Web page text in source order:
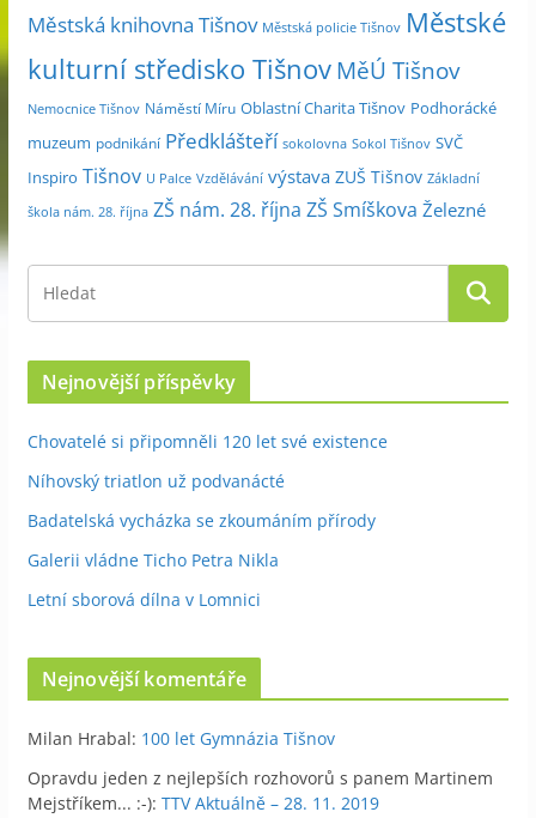
e
Městská knihovna Tišnov Městská policie Tišnov Městské
kulturní středisko Tišnov MěÚ Tišnov
Nemocnice Tišnov Náměstí Míru Oblastní Charita Tišnov Podhorácké
muzeum podnikání Předklášteří sokolovna Sokol Tišnov SVČ
Inspiro Tišnov U Palce Vzdělávání výstava ZUŠ Tišnov Základní
škola nám. 28. října ZŠ nám. 28. října ZŠ Smíškova Železné
Nejnovější příspěvky
Chovatelé si připomněli 120 let své existence
Níhovský triatlon už podvanácté
Badatelská vycházka se zkoumáním přírody
Galerii vládne Ticho Petra Nikla
Letní sborová dílna v Lomnici
Nejnovější komentáře
Milan Hrabal: 100 let Gymnázia Tišnov
Opravdu jeden z nejlepších rozhovorů s panem Martinem
Mejstříkem... :-): TTV Aktuálně – 28. 11. 2019